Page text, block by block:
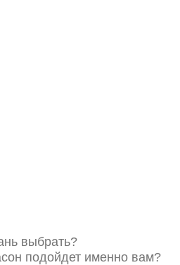
выбрать?
подойдет именно вам?